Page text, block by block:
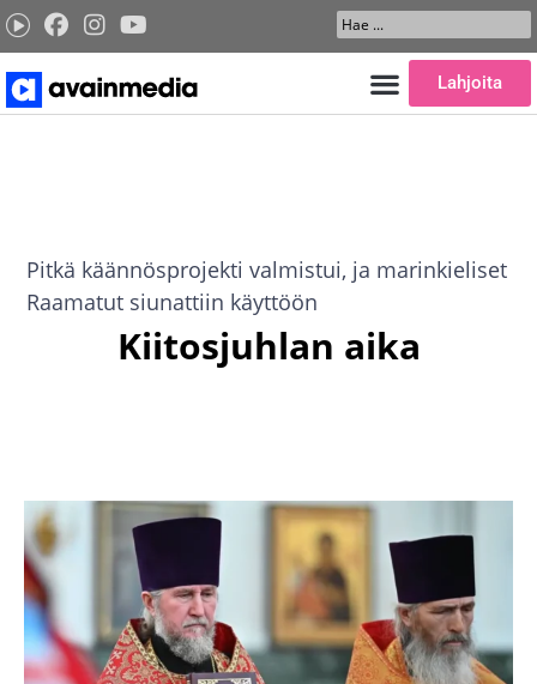
Siirry
sisältöön
Search
...
Lahjoita
Pitkä käännösprojekti valmistui, ja marinkieliset
Raamatut siunattiin käyttöön
Kiitosjuhlan aika